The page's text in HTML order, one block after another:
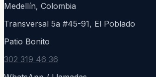
Medellín, Colombia
Transversal 5a #45-91, El Poblado
Patio Bonito
302 319 46 36